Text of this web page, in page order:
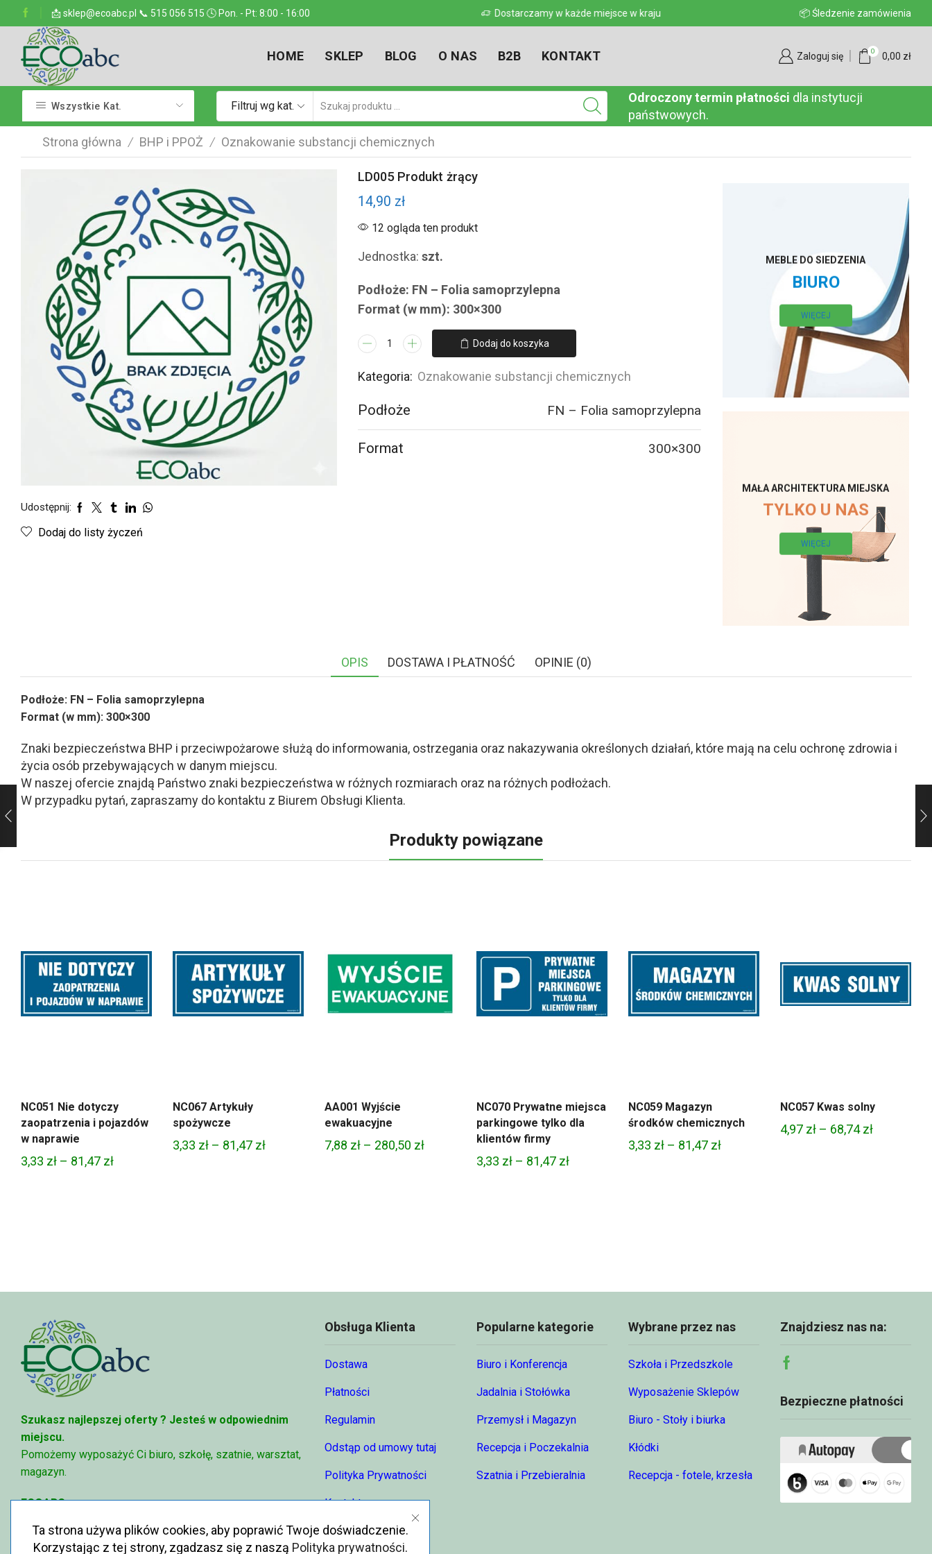
📩 sklep@ecoabc.pl 📞 515 056 515 🕓 Pon. - Pt: 8:00 - 16:00
w kraju Dostarczamy w każde miejsce w kraju Dostarczamy w każde miejsce w kraju 📦 Śledzenie zamówienia
HOME SKLEP BLOG O NAS B2B KONTAKT Zaloguj się 0 0,00 zł
Wszystkie Kat. Filtruj wg kat.
wyszukiwania
Odroczony termin płatności dla instytucji
państwowych.
Strona główna / BHP i PPOŻ / Oznakowanie substancji chemicznych
Udostępnij:
Dodaj do listy życzeń
LD005 Produkt żrący
14,90 zł
12 ogląda ten produkt
Jednostka:szt.
Podłoże: FN – Folia samoprzylepna
Format (w mm): 300×300
ilość
Produkt
Dodaj do koszyka
Kategoria: Oznakowanie substancji chemicznych
Podłoże FN – Folia samoprzylepna
Format 300×300
MEBLE DO SIEDZENIA
BIURO
WIĘCEJ
MAŁA ARCHITEKTURA MIEJSKA
TYLKO U NAS
WIĘCEJ
OPIS DOSTAWA I PŁATNOŚĆ OPINIE (0)
Podłoże: FN – Folia samoprzylepna
Format (w mm): 300×300
Znaki bezpieczeństwa BHP i przeciwpożarowe służą do informowania, ostrzegania oraz nakazywania określonych działań, które mają na celu ochronę zdrowia i
życia osób przebywających w danym miejscu.
W naszej ofercie znajdą Państwo znaki bezpieczeństwa w różnych rozmiarach oraz na różnych podłożach.
W przypadku pytań, zapraszamy do kontaktu z Biurem Obsługi Klienta.
Produkty powiązane
NC051 Nie dotyczy
zaopatrzenia i pojazdów
w naprawie
3,33 zł – 81,47 złZakres
NC067 Artykuły
spożywcze
3,33 zł – 81,47 złZakres
AA001 Wyjście
ewakuacyjne
7,88 zł – 280,50 złZakres
NC070 Prywatne miejsca
parkingowe tylko dla
klientów firmy
3,33 zł – 81,47 złZakres
NC059 Magazyn
środków chemicznych
3,33 zł – 81,47 złZakres
NC057 Kwas solny
4,97 zł – 68,74złZakres
Szukasz najlepszej oferty ? Jesteś w odpowiednim
miejscu.
Pomożemy wyposażyć Ci biuro, szkołę, szatnie, warsztat,
magazyn.
ECOABC
515-056-515
Obsługa Klienta
Dostawa
Płatności
Regulamin
Odstąp od umowy tutaj
Polityka Prywatności
Kontakt
O nas
Popularne kategorie
Biuro i Konferencja
Jadalnia i Stołówka
Przemysł i Magazyn
Recepcja i Poczekalnia
Szatnia i Przebieralnia
Wybrane przez nas
Szkoła i Przedszkole
Wyposażenie Sklepów
Biuro - Stoły i biurka
Kłódki
Recepcja - fotele, krzesła
Znajdziesz nas na:
Facebook
Bezpieczne płatności
Ta strona używa plików cookies, aby poprawić Twoje doświadczenie.
Korzystając z tej strony, zgadzasz się z naszą Polityka prywatności.